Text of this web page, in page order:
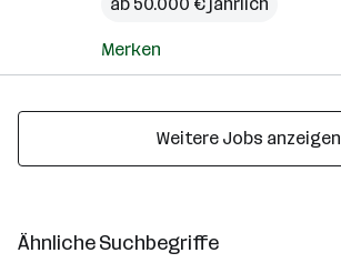
Merken
Weitere Jobs anzeigen
Ähnliche Suchbegriffe